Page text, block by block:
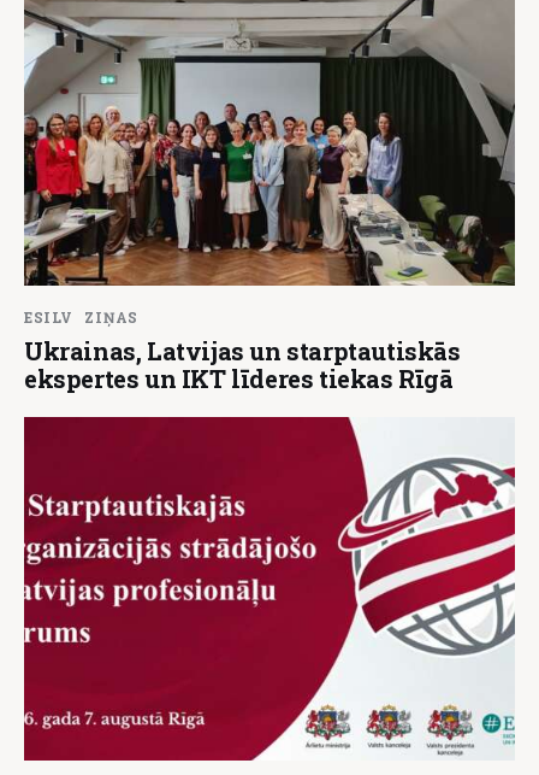
ESILV ZIŅAS
Ukrainas, Latvijas un starptautiskās
ekspertes un IKT līderes tiekas Rīgā